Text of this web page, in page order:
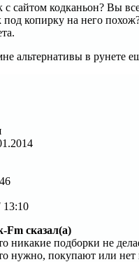
с сайтом кодканьон? Вы
под копирку на него
альтернативы в рунете
13:10
Fm сказал(а)
никакие подборки не
нужно, покупают или нет